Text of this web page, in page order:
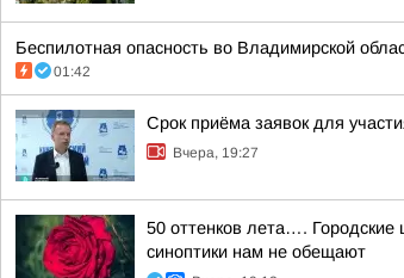
Беспилотная опасность во Владимирской
01:42
Срок приёма заявок для
Вчера, 19:27
50 оттенков лета….
синоптики нам не обещают